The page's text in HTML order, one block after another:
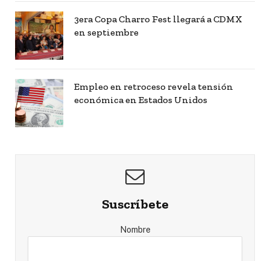
3era Copa Charro Fest llegará a CDMX
en septiembre
Empleo en retroceso revela tensión
económica en Estados Unidos
Suscríbete
Nombre